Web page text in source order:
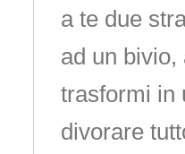
a te due
ad un
trasformi in
divorare